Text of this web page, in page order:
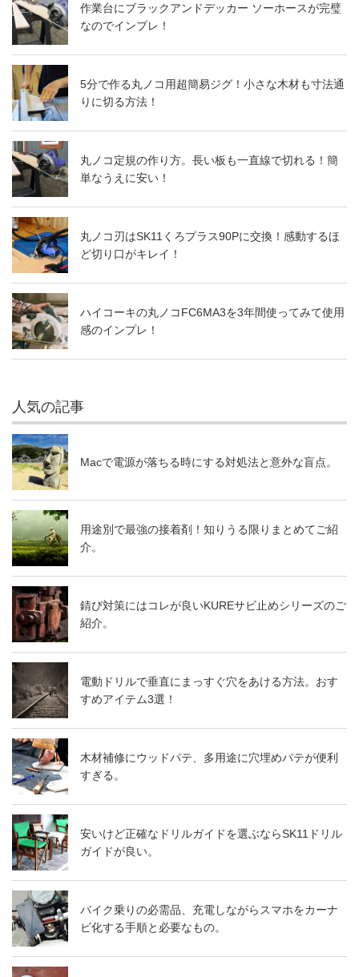
作業台にブラックアンドデッカー ソーホースが完璧
なのでインプレ！
5分で作る丸ノコ用超簡易ジグ！小さな木材も寸法通
りに切る方法！
丸ノコ定規の作り方。長い板も一直線で切れる！簡
単なうえに安い！
丸ノコ刃はSK11くろプラス90Pに交換！感動するほ
ど切り口がキレイ！
ハイコーキの丸ノコFC6MA3を3年間使ってみて使用
感のインプレ！
人気の記事
Macで電源が落ちる時にする対処法と意外な盲点。
用途別で最強の接着剤！知りうる限りまとめてご紹
介。
錆び対策にはコレが良いKUREサビ止めシリーズのご
紹介。
電動ドリルで垂直にまっすぐ穴をあける方法。おす
すめアイテム3選！
木材補修にウッドパテ、多用途に穴埋めパテが便利
すぎる。
安いけど正確なドリルガイドを選ぶならSK11ドリル
ガイドが良い。
バイク乗りの必需品、充電しながらスマホをカーナ
ビ化する手順と必要なもの。